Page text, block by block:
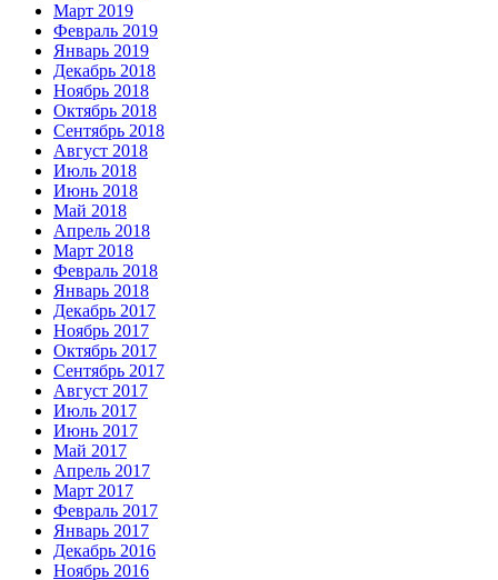
Март 2019
Февраль 2019
Январь 2019
Декабрь 2018
Ноябрь 2018
Октябрь 2018
Сентябрь 2018
Август 2018
Июль 2018
Июнь 2018
Май 2018
Апрель 2018
Март 2018
Февраль 2018
Январь 2018
Декабрь 2017
Ноябрь 2017
Октябрь 2017
Сентябрь 2017
Август 2017
Июль 2017
Июнь 2017
Май 2017
Апрель 2017
Март 2017
Февраль 2017
Январь 2017
Декабрь 2016
Ноябрь 2016